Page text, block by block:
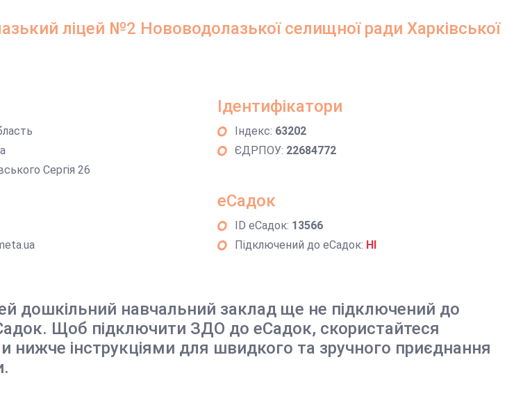
ліцей №2 Нововодолазької селищної ради Харківської
Сергія 26
Ідентифікатори
Індекс: 63202
ЄДРПОУ: 22684772
еСадок
ID еСадок: 13566
Підключений до еСадок: НІ
дошкільний навчальний заклад ще не підключений до
Щоб підключити ЗДО до еСадок, скористайтеся
нижче інструкціями для швидкого та зручного приєднання